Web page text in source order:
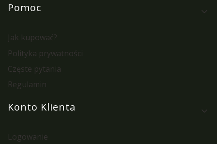
Pomoc
Jak kupować?
Polityka prywatności
Częste pytania
Regulamin
Konto Klienta
Logowanie